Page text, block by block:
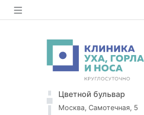
Цветной бульвар
Москва, Самотечная, 5